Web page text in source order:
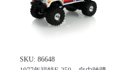
SKU: 86648